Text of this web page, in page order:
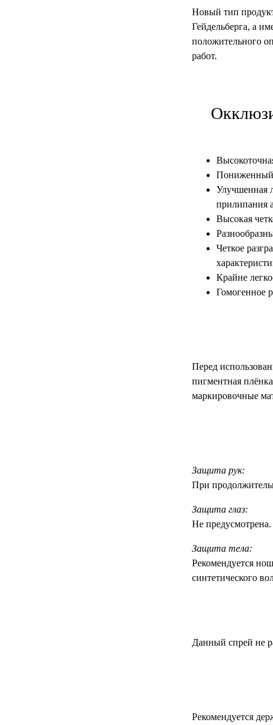
Новый тип
Гейдельберга, а
положительного
работ.
Пониженный
Улучшенная
прилипания
Высокая
Четкое
Крайне
Гомогенное
Перед
пигментная
маркировочные
Защита рук:
При
Защита глаз:
Не предусмотрена.
Защита тела:
Рекомендуется
синтетического
Данный спрей не
Рекомендуется